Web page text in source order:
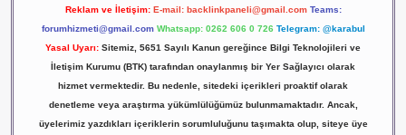
Reklam ve İletişim: E-mail: backlinkpaneli@gmail.com Teams:
forumhizmeti@gmail.com Whatsapp: 0262 606 0 726 Telegram: @karabul
Yasal Uyarı: Sitemiz, 5651 Sayılı Kanun gereğince Bilgi Teknolojileri ve
İletişim Kurumu (BTK) tarafından onaylanmış bir Yer Sağlayıcı olarak
hizmet vermektedir. Bu nedenle, sitedeki içerikleri proaktif olarak
denetleme veya araştırma yükümlülüğümüz bulunmamaktadır. Ancak,
üyelerimiz yazdıkları içeriklerin sorumluluğunu taşımakta olup, siteye üye